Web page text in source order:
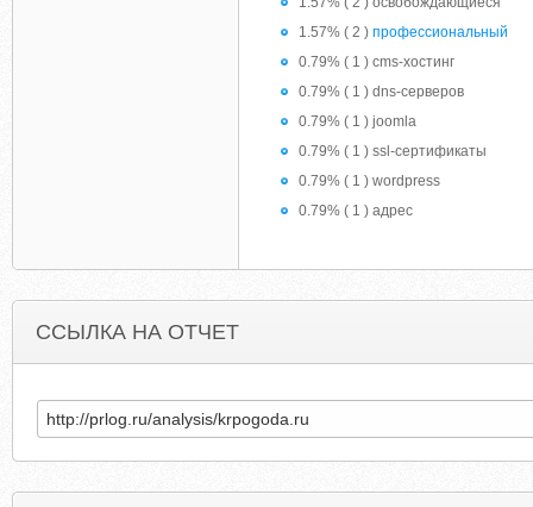
1.57% ( 2 ) профессиональный
0.79% ( 1 ) cms-хостинг
0.79% ( 1 ) dns-серверов
0.79% ( 1 ) joomla
0.79% ( 1 ) ssl-сертификаты
0.79% ( 1 ) wordpress
0.79% ( 1 ) адрес
ССЫЛКА НА ОТЧЕТ